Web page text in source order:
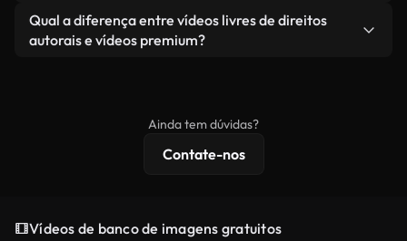
como um produto independente.
Você recebe imagens limpas e prontas para usar.
Sim. Você pode cortar, recortar ou remixar nossos
vídeos livremente. Apenas certifique-se de que o
Qual a diferença entre vídeos livres de direitos
autorais e vídeos premium?
licenciamento estendidas.
Ainda tem dúvidas?
Contate-nos
Vídeos de banco de imagens gratuitos